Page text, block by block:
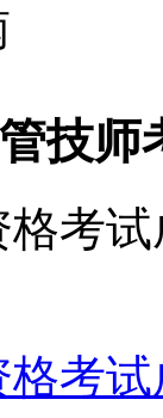
技师
试
格考